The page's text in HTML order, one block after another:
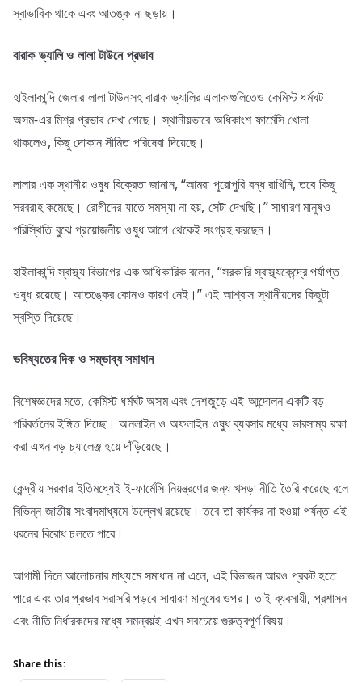
স্বাভাবিক থাকে এবং আতঙ্ক না ছড়ায়।
বারাকভ্যালিও লালাটাউনেপ্রভাব
হাইলাকান্দি জেলার লালা টাউনসহ বারাক ভ্যালির এলাকাগুলিতেও কেমিস্ট ধর্মঘট
অসম-এর মিশ্র প্রভাব দেখা গেছে। স্থানীয়ভাবে অধিকাংশ ফার্মেসি খোলা
থাকলেও, কিছু দোকান সীমিত পরিষেবা দিয়েছে।
লালার এক স্থানীয় ওষুধ বিক্রেতা জানান, “আমরা পুরোপুরি বন্ধ রাখিনি, তবে কিছু
সরবরাহ কমেছে। রোগীদের যাতে সমস্যা না হয়, সেটা দেখছি।” সাধারণ মানুষও
পরিস্থিতি বুঝে প্রয়োজনীয় ওষুধ আগে থেকেই সংগ্রহ করছেন।
হাইলাকান্দি স্বাস্থ্য বিভাগের এক আধিকারিক বলেন, “সরকারি স্বাস্থ্যকেন্দ্রে পর্যাপ্ত
ওষুধ রয়েছে। আতঙ্কের কোনও কারণ নেই।” এই আশ্বাস স্থানীয়দের কিছুটা
স্বস্তি দিয়েছে।
ভবিষ্যতেরদিক ওসম্ভাব্যসমাধান
বিশেষজ্ঞদের মতে, কেমিস্ট ধর্মঘট অসম এবং দেশজুড়ে এই আন্দোলন একটি বড়
পরিবর্তনের ইঙ্গিত দিচ্ছে। অনলাইন ও অফলাইন ওষুধ ব্যবসার মধ্যে ভারসাম্য রক্ষা
করা এখন বড় চ্যালেঞ্জ হয়ে দাঁড়িয়েছে।
কেন্দ্রীয় সরকার ইতিমধ্যেই ই-ফার্মেসি নিয়ন্ত্রণের জন্য খসড়া নীতি তৈরি করেছে বলে
বিভিন্ন জাতীয় সংবাদমাধ্যমে উল্লেখ রয়েছে। তবে তা কার্যকর না হওয়া পর্যন্ত এই
ধরনের বিরোধ চলতে পারে।
আগামী দিনে আলোচনার মাধ্যমে সমাধান না এলে, এই বিভাজন আরও প্রকট হতে
পারে এবং তার প্রভাব সরাসরি পড়বে সাধারণ মানুষের ওপর। তাই ব্যবসায়ী, প্রশাসন
এবং নীতি নির্ধারকদের মধ্যে সমন্বয়ই এখন সবচেয়ে গুরুত্বপূর্ণ বিষয়।
Share this: